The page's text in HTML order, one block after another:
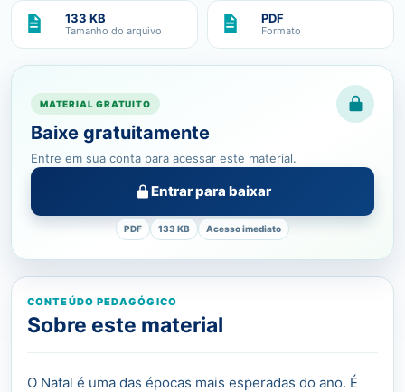
133 KB
Tamanho do arquivo
PDF
Formato
MATERIAL GRATUITO
Baixe gratuitamente
Entre em sua conta para acessar este material.
Entrar para baixar
PDF 133 KB Acesso imediato
CONTEÚDO PEDAGÓGICO
Sobre este material
O Natal é uma das épocas mais esperadas do ano. É